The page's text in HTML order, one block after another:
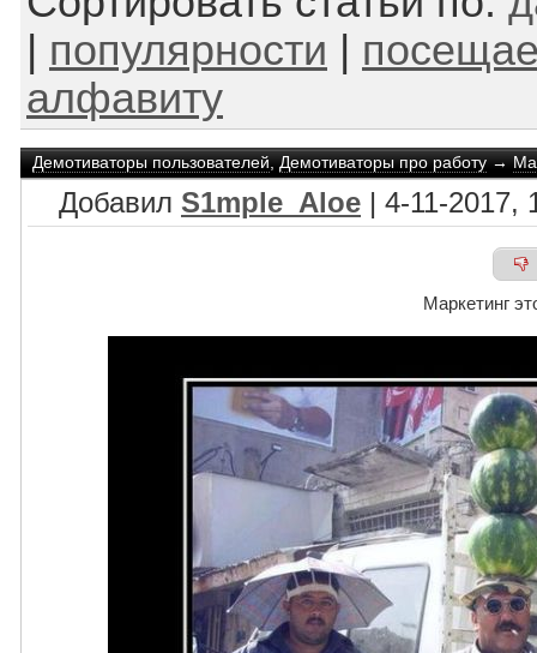
популярности
алфавиту
Демотиваторы пользователей,Демотиваторы про работу→
Добавил S1mple_Aloe | 4-11-2017,
Маркетинг